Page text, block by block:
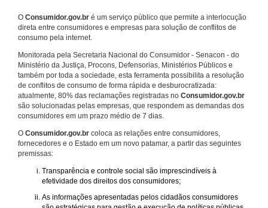
O Consumidor.gov.br é um serviço público que permite a interlocução
direta entre consumidores e empresas para solução de conflitos de
consumo pela internet.
Monitorada pela Secretaria Nacional do Consumidor - Senacon - do
Ministério da Justiça, Procons, Defensorias, Ministérios Públicos e
também por toda a sociedade, esta ferramenta possibilita a resolução
de conflitos de consumo de forma rápida e desburocratizada:
atualmente, 80% das reclamações registradas no Consumidor.gov.br
são solucionadas pelas empresas, que respondem as demandas dos
consumidores em um prazo médio de 7 dias.
O Consumidor.gov.br coloca as relações entre consumidores,
fornecedores e o Estado em um novo patamar, a partir das seguintes
premissas:
Transparência e controle social são imprescindíveis à
efetividade dos direitos dos consumidores;
As informações apresentadas pelos cidadãos consumidores